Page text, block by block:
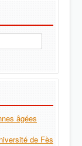
âgées
de Fès